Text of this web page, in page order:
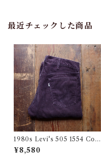
最近チェックした商品
1980s Levi's 505 1554 Cor
duroy Pants Brown / リーバ
イス コーデュロイ パンツ スト
¥8,580